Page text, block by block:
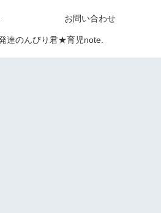
お問い合わせ
達のんびり君★育児note.